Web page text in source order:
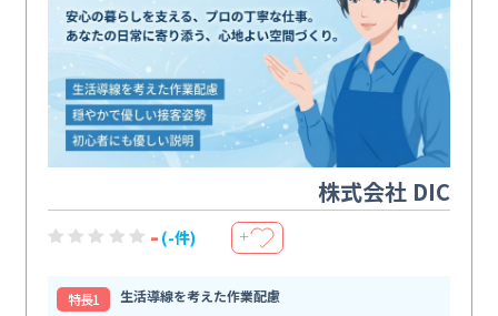
株式会社 DIC
- (-件) ＋
特⻑1
生活導線を考えた作業配慮